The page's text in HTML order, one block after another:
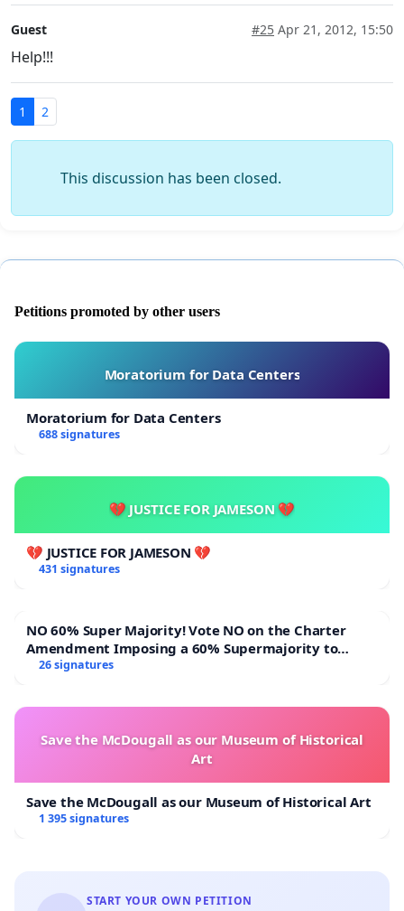
Guest #25 Apr 21, 2012, 15:50
Help!!!
1 2
This discussion has been closed.
Petitions promoted by other users
Moratorium for Data Centers
Moratorium for Data Centers
688 signatures
💔 JUSTICE FOR JAMESON 💔
💔 JUSTICE FOR JAMESON 💔
431 signatures
NO 60% Super Majority! Vote NO on the Charter
Amendment Imposing a 60% Supermajority to
Overturn Town Meeting Budget Vote
26 signatures
Save the McDougall as our Museum of Historical
Art
Save the McDougall as our Museum of Historical Art
1 395 signatures
START YOUR OWN PETITION